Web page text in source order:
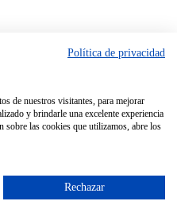
Política de privacidad
de nuestros visitantes, para mejorar
y brindarle una excelente experiencia
sobre las cookies que utilizamos, abre los
Rechazar